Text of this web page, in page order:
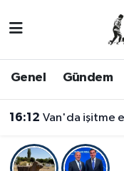
Genel Gündem
16:12 Van'da işitme
İğdir Namaz
Iğdır Trafik